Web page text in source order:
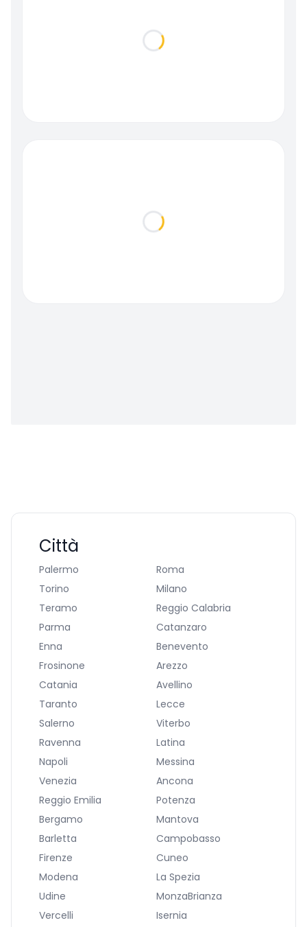
Loading...
Loading...
Città
Palermo
Roma
Torino
Milano
Teramo
Reggio Calabria
Parma
Catanzaro
Enna
Benevento
Frosinone
Arezzo
Catania
Avellino
Taranto
Lecce
Salerno
Viterbo
Ravenna
Latina
Napoli
Messina
Venezia
Ancona
Reggio Emilia
Potenza
Bergamo
Mantova
Barletta
Campobasso
Firenze
Cuneo
Modena
La Spezia
Udine
MonzaBrianza
Vercelli
Isernia